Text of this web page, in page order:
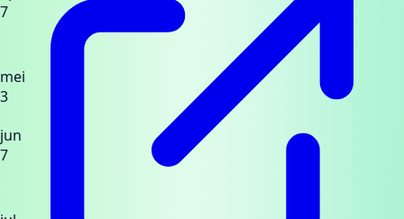
7
mei
3
jun
7